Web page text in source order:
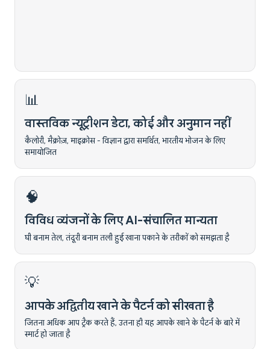
📊
वास्तविक न्यूट्रीशन डेटा, कोई और अनुमान नहीं
कैलोरी, मैक्रोज़, माइक्रोस - विज्ञान द्वारा समर्थित, भारतीय भोजन के लिए
समायोजित
🧠
विविध व्यंजनों के लिए AI-संचालित मान्यता
घी बनाम तेल, तंदूरी बनाम तली हुई खाना पकाने के तरीकों को समझता है
💡
आपके अद्वितीय खाने के पैटर्न को सीखता है
जितना अधिक आप ट्रैक करते हैं, उतना ही यह आपके खाने के पैटर्न के बारे में
स्मार्ट हो जाता है